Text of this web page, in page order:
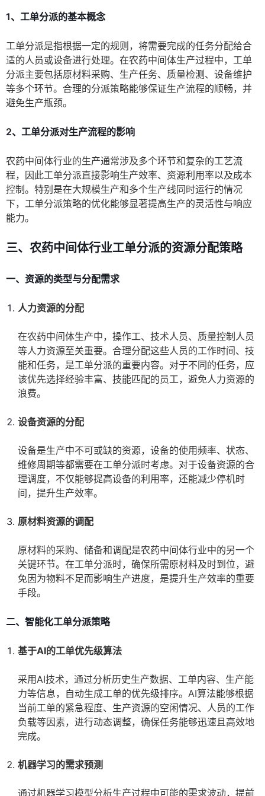
1、工单分派的基本概念
工单分派是指根据一定的规则，将需要完成的任务分配给合
适的人员或设备进行处理。在农药中间体生产过程中，工单
分派主要包括原材料采购、生产任务、质量检测、设备维护
等多个环节。合理的分派策略能够保证生产流程的顺畅，并
避免生产瓶颈。
2、工单分派对生产流程的影响
农药中间体行业的生产通常涉及多个环节和复杂的工艺流
程，因此工单分派直接影响生产效率、资源利用率以及成本
控制。特别是在大规模生产和多个生产线同时运行的情况
下，工单分派策略的优化能够显著提高生产的灵活性与响应
能力。
三、农药中间体行业工单分派的资源分配策略
一、资源的类型与分配需求
人力资源的分配
在农药中间体生产中，操作工、技术人员、质量控制人员
等人力资源至关重要。合理分配这些人员的工作时间、技
能和任务，是工单分派的重要内容。对于不同的任务，应
该优先选择经验丰富、技能匹配的员工，避免人力资源的
浪费。
设备资源的分配
设备是生产中不可或缺的资源，设备的使用频率、状态、
维修周期等都需要在工单分派时考虑。对于设备资源的合
理调度，不仅能够提高设备的利用率，还能减少停机时
间，提升生产效率。
原材料资源的调配
原材料的采购、储备和调配是农药中间体行业中的另一个
关键环节。在工单分派时，确保所需原材料及时到位，避
免因为物料不足而影响生产进度，是提升生产效率的重要
手段。
二、智能化工单分派策略
基于AI的工单优先级算法
采用AI技术，通过分析历史生产数据、工单内容、生产能
力等信息，自动生成工单的优先级排序。AI算法能够根据
当前工单的紧急程度、生产资源的空闲情况、人员的工作
负载等因素，进行动态调整，确保任务能够迅速且高效地
完成。
机器学习的需求预测
通过机器学习模型分析生产过程中可能的需求波动，提前